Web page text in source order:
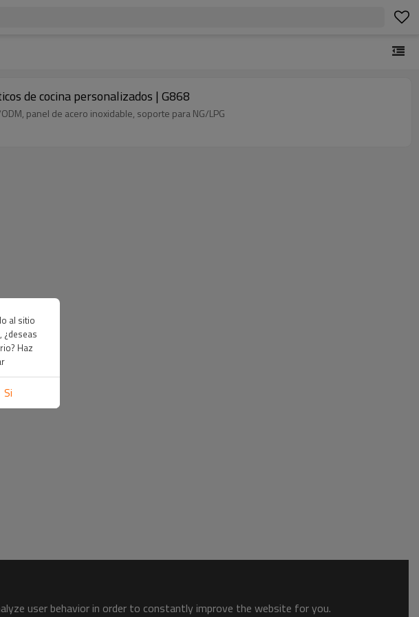
de cocina personalizados | G868
panel de acero inoxidable, soporte para NG/LPG
user behavior in order to constantly improve the website for you.
al sitio
¿deseas
Haz
Si